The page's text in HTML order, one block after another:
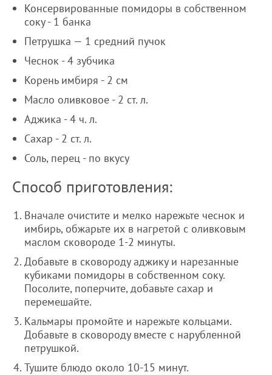
Консервированные помидоры в собственном
соку - 1 банка
Петрушка — 1 средний пучок
Чеснок - 4 зубчика
Корень имбиря - 2 см
Масло оливковое - 2 ст. л.
Аджика - 4 ч. л.
Сахар - 2 ст. л.
Соль, перец - по вкусу
Способ приготовления:
Вначале очистите и мелко нарежьте чеснок и
имбирь, обжарьте их в нагретой с оливковым
маслом сковороде 1-2 минуты.
Добавьте в сковороду аджику и нарезанные
кубиками помидоры в собственном соку.
Посолите, поперчите, добавьте сахар и
перемешайте.
Кальмары промойте и нарежьте кольцами.
Добавьте в сковороду вместе с нарубленной
петрушкой.
Тушите блюдо около 10-15 минут.